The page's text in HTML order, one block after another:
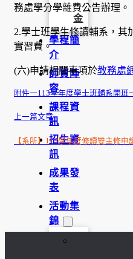
金
學程簡
介
師資陣
容
課程資
訊
招生資
訊
成果發
表
活動集
錦
務處學分學雜費公告辦理。
2.學士班學生修讀輔系，其
實習費。
(六)申請相關事項於教務處
附件一113學年度學士班輔系開班
上一篇文章
【系所】113學年度修讀雙主修申